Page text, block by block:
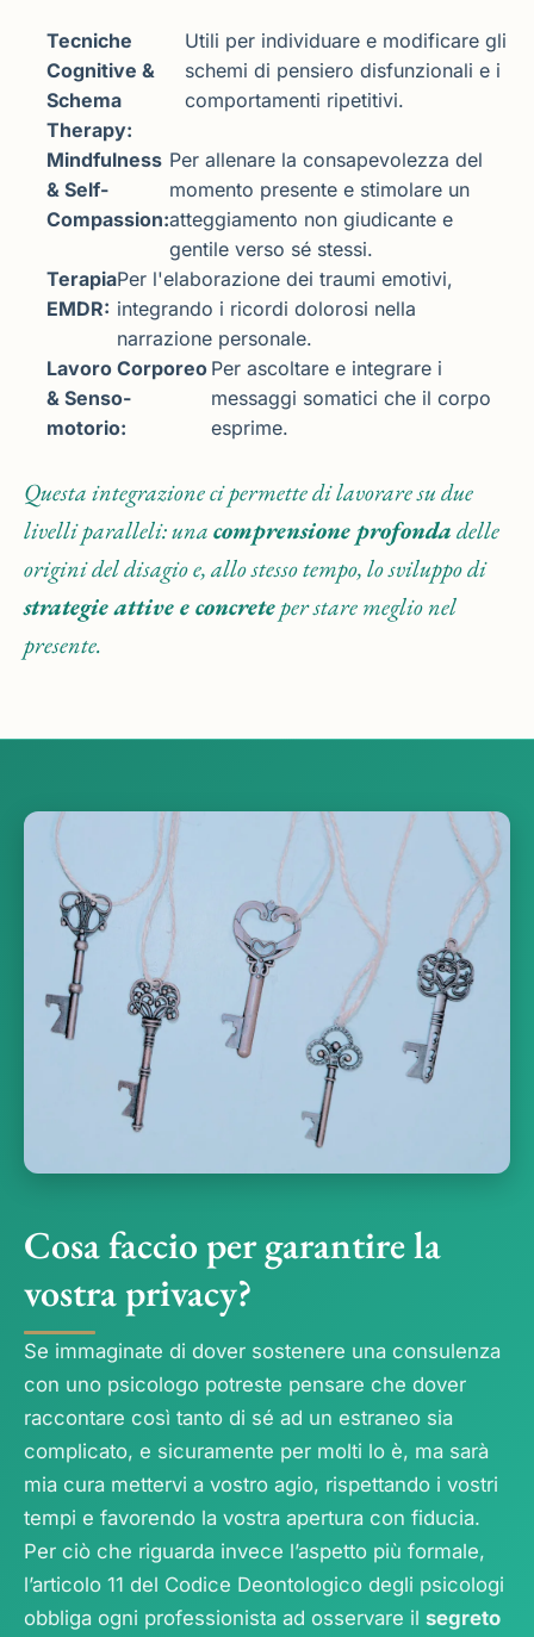
Tecniche
Cognitive &
Schema
Therapy:
Utili per individuare e modificare gli
schemi di pensiero disfunzionali e i
comportamenti ripetitivi.
Mindfulness
& Self-
Compassion:
Per allenare la consapevolezza del
momento presente e stimolare un
atteggiamento non giudicante e
gentile verso sé stessi.
Terapia
EMDR:
Per l'elaborazione dei traumi emotivi,
integrando i ricordi dolorosi nella
narrazione personale.
Lavoro Corporeo
& Senso-
motorio:
Per ascoltare e integrare i
messaggi somatici che il corpo
esprime.
Questa integrazione ci permette di lavorare su due
livelli paralleli: unacomprensione profondadelle
origini del disagio e, allo stesso tempo, lo sviluppo di
strategie attive e concreteper stare meglio nel
presente.
Cosa faccio per garantire la
vostra privacy?
Se immaginate di dover sostenere una consulenza
con uno psicologo potreste pensare che dover
raccontare così tanto di sé ad un estraneo sia
complicato, e sicuramente per molti lo è, ma sarà
mia cura mettervi a vostro agio, rispettando i vostri
tempi e favorendo la vostra apertura con fiducia.
Per ciò che riguarda invece l’aspetto più formale,
l’articolo 11 del Codice Deontologico degli psicologi
obbliga ogni professionista ad osservare il segreto